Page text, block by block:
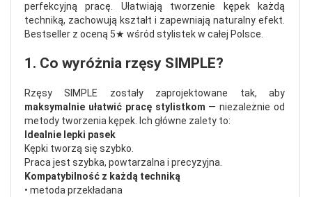
perfekcyjną pracę. Ułatwiają tworzenie kępek każdą
techniką, zachowują kształt i zapewniają naturalny efekt.
Bestseller z oceną 5★ wśród stylistek w całej Polsce.
1. Co wyróżnia rzęsy SIMPLE?
Rzęsy SIMPLE zostały zaprojektowane tak, aby
maksymalnie ułatwić pracę stylistkom — niezależnie od
metody tworzenia kępek. Ich główne zalety to:
Idealnie lepki pasek
Kępki tworzą się szybko.
Praca jest szybka, powtarzalna i precyzyjna.
Kompatybilność z każdą techniką
• metoda przekładana